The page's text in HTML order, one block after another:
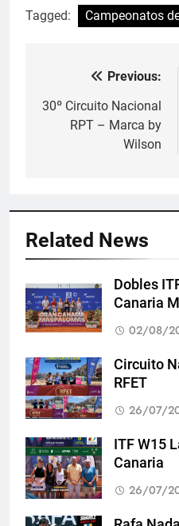
Tagged: Campeonatos
Navegación
de
Previous:
30º Circuito Nacional
RPT – Marca by
Wilson
Related News
Dobles
Canaria
02/08/
Circuito
RFET
26/07/
ITF W15
Canaria
26/07/